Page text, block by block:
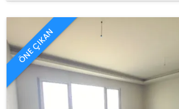
ÖNE ÇIKAN